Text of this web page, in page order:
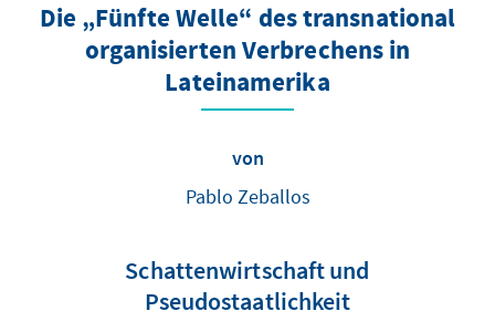
Die „Fünfte Welle“ des transnational
organisierten Verbrechens in
Lateinamerika
von
Pablo Zeballos
Schattenwirtschaft und
Pseudostaatlichkeit